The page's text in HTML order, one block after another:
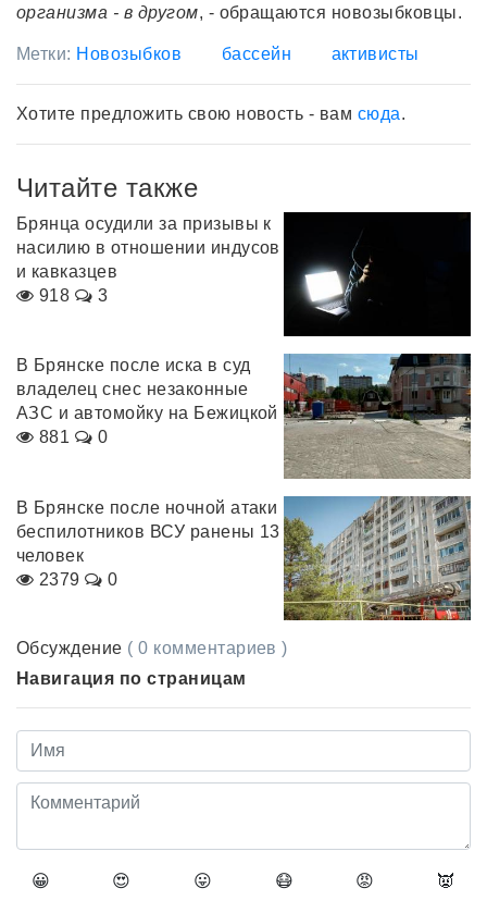
организма - в другом, - обращаются новозыбковцы.
Метки: Новозыбков бассейн активисты
Хотите предложить свою новость - вам сюда.
Читайте также
Брянца осудили за призывы к
насилию в отношении индусов
и кавказцев
918
3
В Брянске после иска в суд
владелец снес незаконные
АЗС и автомойку на Бежицкой
881
0
В Брянске после ночной атаки
беспилотников ВСУ ранены 13
человек
2379
0
Обсуждение ( 0 комментариев )
Навигация по страницам
😀 😍 😛 😷 😡 👿